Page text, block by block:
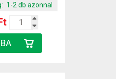
1-2 db azonnal